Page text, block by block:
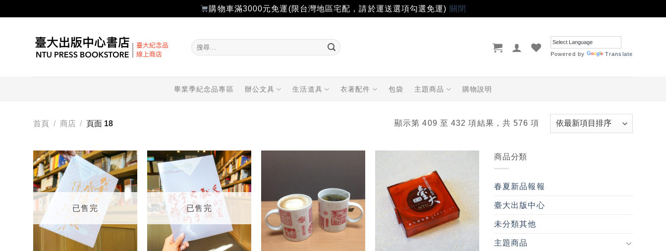
購物車滿3000元免運(限台灣地區宅配，請於運送選項勾選免運) 關閉
搜
尋
Powered by Translate
畢業季紀念品專區 辦公文具 生活道具 衣著配件 包袋 主題商品 購物說明
首頁 / 商店 / 頁面 18 顯示第 409 至 432 項結果，共 576 項
加入
「願
望輕
單」
已售完
加入
「願
望輕
已售完
望輕
單」
商品分類
春夏新品報報
臺大出版中心
未分類其他
主題商品